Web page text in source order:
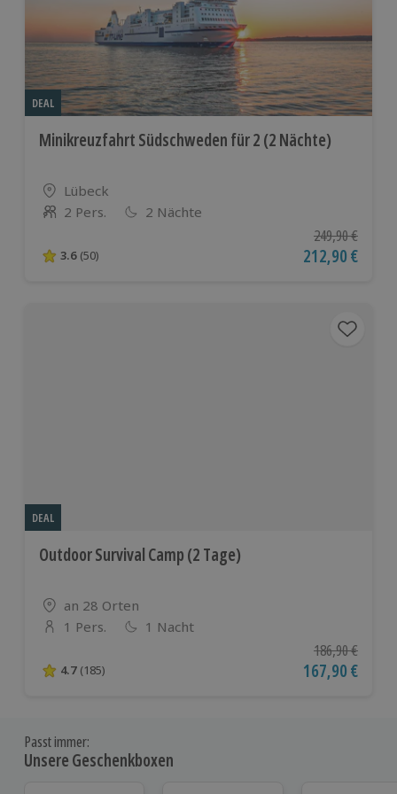
DEAL
Minikreuzfahrt Südschweden für 2 (2 Nächte)
Standort
Lübeck
Anzahl der Teilnehmer
2 Pers. 2 Nächte
3.6 von 5 Sternen basierend auf 50 Bewertungen
3.6 (50)
Ursprünglicher
249,90 €
Aktueller Preis
212,90 €
DEAL
Outdoor Survival Camp (2 Tage)
Standort
an 28 Orten
Anzahl der Teilnehmer
1 Pers. 1 Nacht
4.7 von 5 Sternen basierend auf 185 Bewertungen
4.7 (185)
Ursprünglicher
186,90 €
Aktueller Preis
167,90 €
Passt immer:
Unsere Geschenkboxen